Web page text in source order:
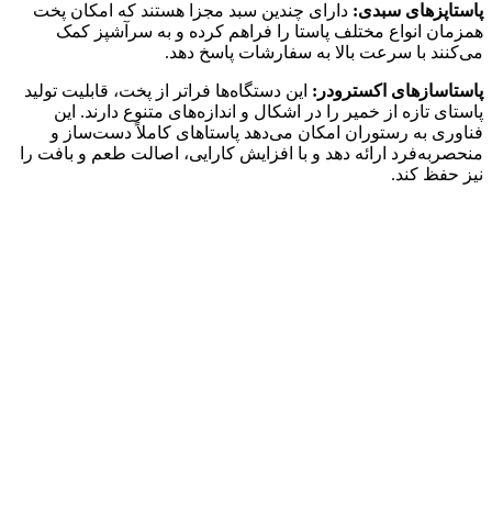
پاستاپزهای سبدی: دارای چندین سبد مجزا هستند که امکان پخت
همزمان انواع مختلف پاستا را فراهم کرده و به سرآشپز کمک
می‌کنند با سرعت بالا به سفارشات پاسخ دهد.
پاستاسازهای اکسترودر: این دستگاه‌ها فراتر از پخت، قابلیت تولید
پاستای تازه از خمیر را در اشکال و اندازه‌های متنوع دارند. این
فناوری به رستوران امکان می‌دهد پاستاهای کاملاً دست‌ساز و
منحصربه‌فرد ارائه دهد و با افزایش کارایی، اصالت طعم و بافت را
نیز حفظ کند.